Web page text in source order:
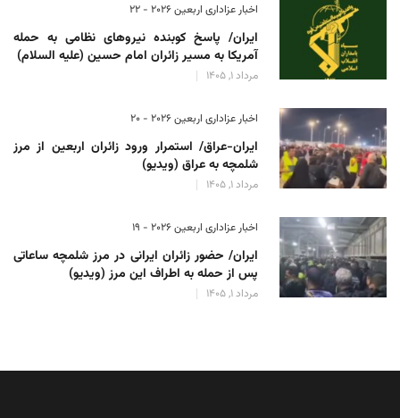
اخبار عزاداری اربعین ۲۰۲۶ - 22
ایران/ پاسخ کوبنده نیروهای نظامی به حمله
آمریکا به مسیر زائران امام حسین (علیه السلام)
مرداد 1, 1405
اخبار عزاداری اربعین ۲۰۲۶ - 20
ایران-عراق/ استمرار ورود زائران اربعین از مرز
شلمچه به عراق (ویدیو)
مرداد 1, 1405
اخبار عزاداری اربعین ۲۰۲۶ - 19
ایران/ حضور زائران ایرانی در مرز شلمچه ساعاتی
پس از حمله به اطراف این مرز (ویدیو)
مرداد 1, 1405